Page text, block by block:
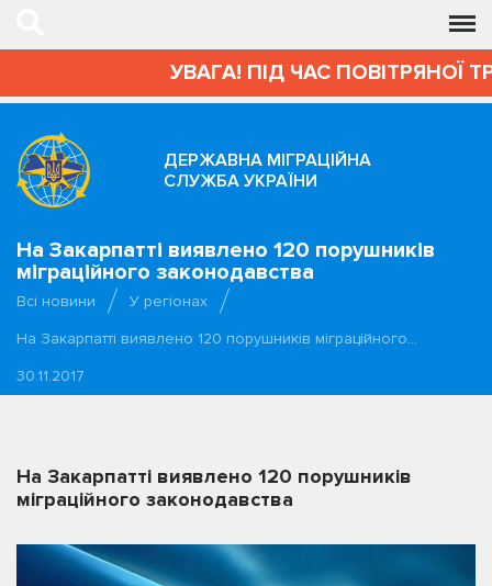
УВАГА! ПІД ЧАС ПОВІТРЯНОЇ
ДЕРЖАВНА МІГРАЦІЙНА
СЛУЖБА УКРАЇНИ
На Закарпатті виявлено 120 порушників
міграційного законодавства
Всі новини
У регіонах
На Закарпатті виявлено 120 порушників міграційного…
30.11.2017
На Закарпатті виявлено 120 порушників
міграційного законодавства